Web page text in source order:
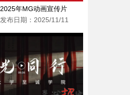
2025年MG动画宣传片
发布日期：2025/11/11